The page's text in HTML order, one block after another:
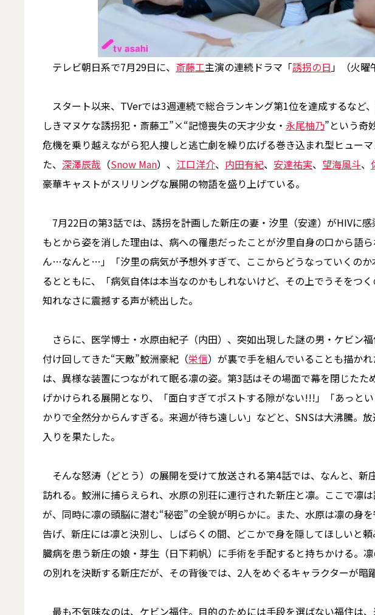
テレビ朝日系で7月29日に、 斎藤工主演の連続ドラマ「誘拐の日」（火曜
スタート以来、TVerでは3週連続で総合ランキング第1位を達成するなど
しきマヌケな誘拐犯・斎藤工”×“記憶喪失の天才少女・ 永尾柚乃”という奇
危機を乗り越えながら犯人捜しと逃亡劇を繰り広げる巻き込まれ型ヒュー
た、 深澤辰哉 （Snow Man）、 江口洋介、 内田有紀、 安達祐実、 望海風斗、
豪華キャストがスリリングな展開の物語を盛り上げている。
7月22日の第3話では、誘拐を計画した新庄の妻・汐里（安達）がHIVに
もとから姿を消した理由は、病への罹患だったことが汐里自身の口から語
ん…なんと…」「汐里の病気が予想外すぎて、ここからどうなっていくの
るとともに、「病気自体は本当なのかもしれないけど、その上でうそをつ
知れなさに震撼する声が続出した。
さらに、医学博士・水原由紀子（内田）、突如出現した謎の男・ケビン
付け回してきた“天敵”鮫洲豪紀（栄信）が裏で手を組んでいることも描か
は、異様な装置につながれて眠る凛の姿。第3話はその場面で幕を閉じた
げかけられる展開となり、「面白すぎてポストする隙がない!!!」「あっと
かりで全然分からんすぎる。来週が待ち遠しい」などと、SNSは大沸騰。
入りを果たした。
そんな怒涛（どとう）の展開を受けて放送される第4話では、なんと、新
訪れる。鮫洲に捕らえられ、水原の別荘に連行された新庄と凛。ここで凛
が、同時に凛の頭脳に潜む“秘密”の全貌が明らかに。また、水原は凛の身
告げ、新庄には凛と決別し、しばらくの間、どこかで身を隠してほしいと
臓病を患う新庄の娘・芽生（日下莉帆）に手術を手配すると持ちかける。
の別れを決断する新庄だが、その背後では、2人をめぐるキャラクターが暗躍
最も不気味なのは、ケビン福住。目的のためには手段を選ばない福住は